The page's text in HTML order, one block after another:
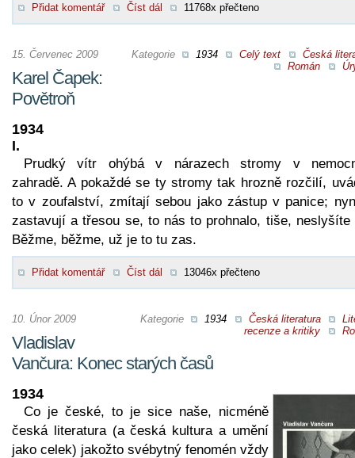
Přidat komentář Číst dál 11768x přečteno
Kategorie 1934 Celý text
Česká
Román
15. Červenec 2009
Karel Čapek:
Povětroň
1934
I.
Prudký vítr ohýbá v nárazech stromy v
zahradě. A pokaždé se ty stromy tak hrozně rozčilí,
to v zoufalství, zmítají sebou jako zástup v panice;
zastavují a třesou se, to nás to prohnalo, tiše, neslyšíte
Běžme, běžme, už je to tu zas.
Přidat komentář Číst dál 13046x přečteno
Kategorie 1934 Česká literatura
recenze a kritiky
10. Únor 2009
Vladislav
Vančura: Konec starých časů
1934
Co je české, to je sice naše, nicméně
česká literatura (a česká kultura a umění
jako celek) jakožto svébytný fenomén vždy